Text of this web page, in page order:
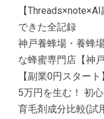
【
できた全記録
神戸養蜂場・養蜂
な蜂蜜専門店【神
【副業0円スター
5万円を生む！ 初
育毛剤成分比較(試